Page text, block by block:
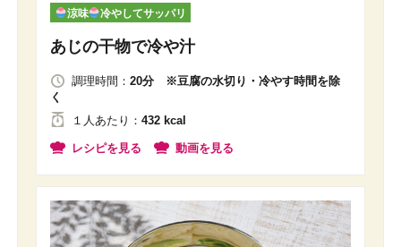
涼味 冷やしてサッパリ
あじの干物で冷や汁
調理時間： 20分 ※豆腐の水切り・冷やす時間を除
く
１人 あたり ： 432 kcal
レシピを見る 動画を見る